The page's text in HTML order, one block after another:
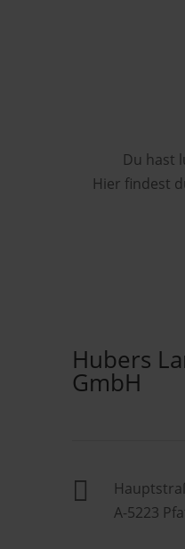
Du hast
Hier findest
Hubers
GmbH

A-5223